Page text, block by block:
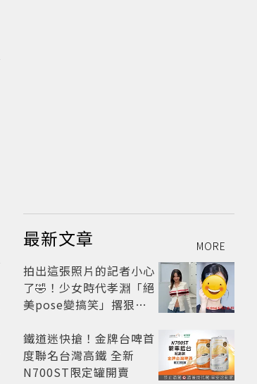
最新文章 MORE
拍出這張照片的記者小心
了🤣！少女時代孝淵「絕
美pose變搞笑」撂狠
鐵道迷快搶！金牌台啤首
度聯名台灣高鐵 全新
N700ST限定罐開賣